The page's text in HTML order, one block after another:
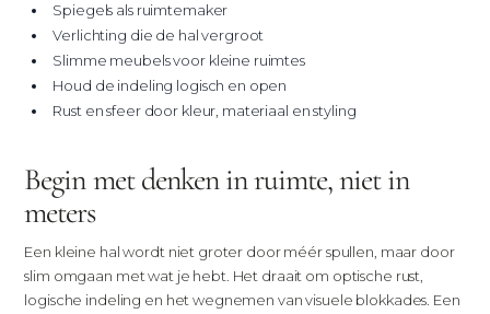
Spiegels als ruimtemaker
Verlichting die de hal vergroot
Slimme meubels voor kleine ruimtes
Houd de indeling logisch en open
Rust en sfeer door kleur, materiaal en styling
Begin met denken in ruimte, niet in
meters
Een kleine hal wordt niet groter door méér spullen, maar door
slim omgaan met wat je hebt. Het draait om optische rust,
logische indeling en het wegnemen van visuele blokkades. Een